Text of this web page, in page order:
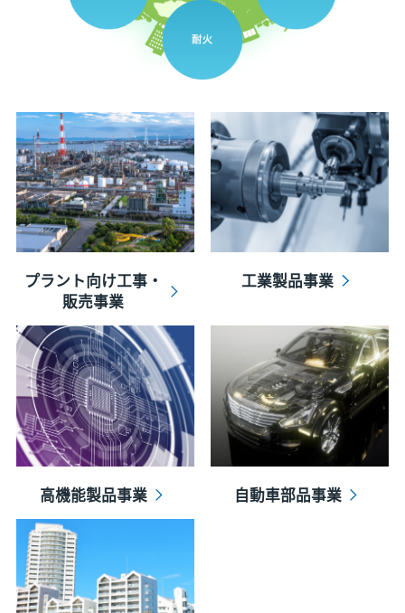
プラント向け工事・
販売事業
工業製品事業
高機能製品事業 自動車部品事業